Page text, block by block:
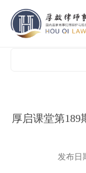
厚启课堂第
发布日